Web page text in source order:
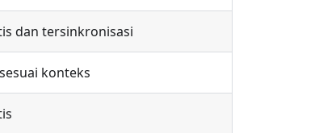
dan tersinkronisasi
konteks